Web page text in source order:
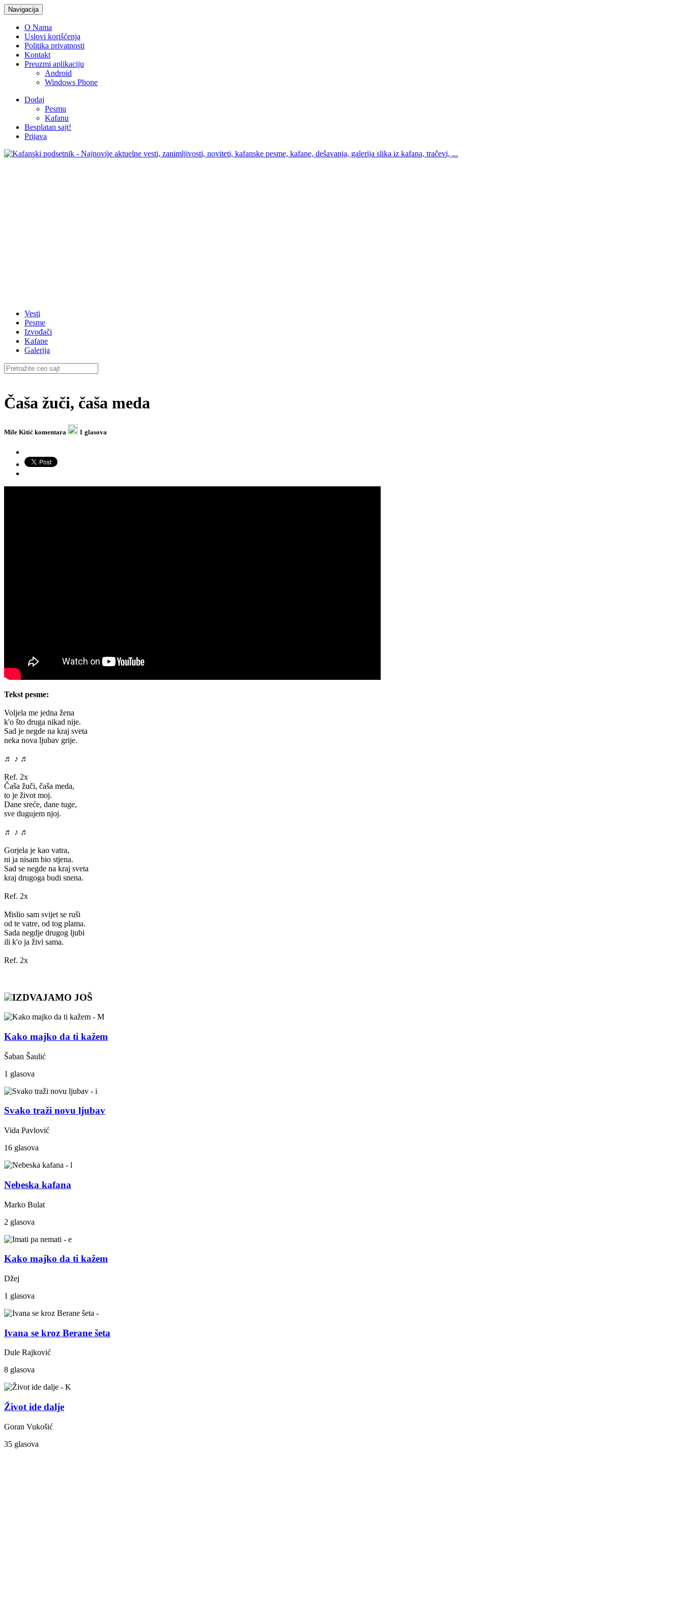
Navigacija
O Nama
Uslovi korišćenja
Politika privatnosti
Kontakt
Preuzmi aplikaciju
Android
Windows Phone
Dodaj
Pesmu
Kafanu
Besplatan sajt!
Prijava
Vesti
Pesme
Izvođači
Kafane
Galerija
Čaša žuči, čaša meda
Mile Kitić komentara 1 glasova
Tekst pesme:
Voljela me jedna žena
k'o što druga nikad nije.
Sad je negde na kraj sveta
neka nova ljubav grije.
♬ ♪ ♬
Ref. 2x
Čaša žuči, čaša meda,
to je život moj.
Dane sreće, dane tuge,
sve dugujem njoj.
♬ ♪ ♬
Gorjela je kao vatra,
ni ja nisam bio stjena.
Sad se negde na kraj sveta
kraj drugoga budi snena.
Ref. 2x
Mislio sam svijet se ruši
od te vatre, od tog plama.
Sada negdje drugog ljubi
ili k'o ja živi sama.
Ref. 2x
IZDVAJAMO JOŠ
Kako majko da ti kažem
Šaban Šaulić
1 glasova
Svako traži novu ljubav
Vida Pavlović
16 glasova
Nebeska kafana
Marko Bulat
2 glasova
Kako majko da ti kažem
Džej
1 glasova
Ivana se kroz Berane šeta
Dule Rajković
8 glasova
Život ide dalje
Goran Vukošić
35 glasova